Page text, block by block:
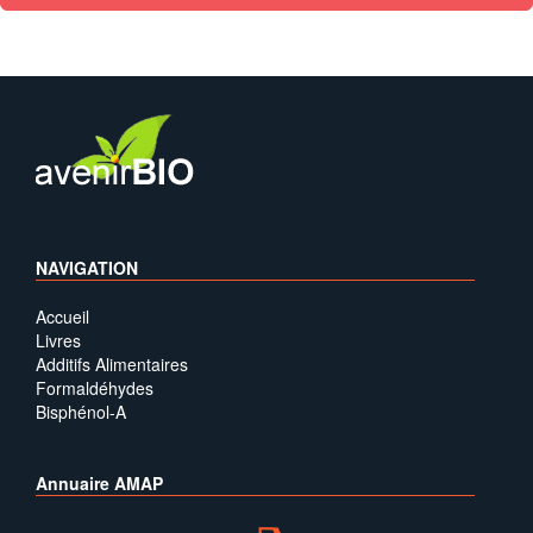
NAVIGATION
Accueil
Livres
Additifs Alimentaires
Formaldéhydes
Bisphénol-A
Annuaire AMAP